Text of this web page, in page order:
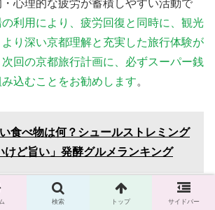
心理的な疲労が蓄積しやすい活動で
利用により、疲労回復と同時に、観光
り深い京都理解と充実した旅行体験が
回の京都旅行計画に、必ずスーパー銭
込むことをお勧めします。
食べ物は何？シュールストレミング
けど旨い」発酵グルメランキング
検索 トップ サイドバー